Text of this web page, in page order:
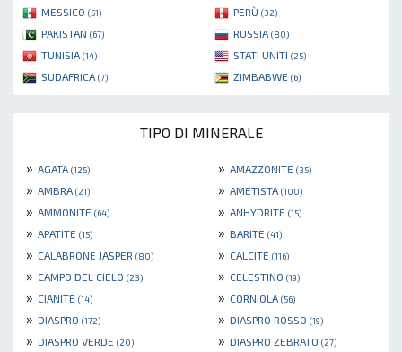
MESSICO (51) PERÙ (32)
PAKISTAN (67) RUSSIA (80)
TUNISIA (14) STATI UNITI (25)
SUDAFRICA (7) ZIMBABWE (6)
TIPO DI MINERALE
» AGATA (125) » AMAZZONITE (35)
» AMBRA (21) » AMETISTA (100)
» AMMONITE (64) » ANHYDRITE (15)
» APATITE (15) » BARITE (41)
» CALABRONE JASPER (80) » CALCITE (116)
» CAMPO DEL CIELO (23) » CELESTINO (19)
» CIANITE (14) » CORNIOLA (56)
» DIASPRO (172) » DIASPRO ROSSO (19)
» DIASPRO VERDE (20) » DIASPRO ZEBRATO (27)